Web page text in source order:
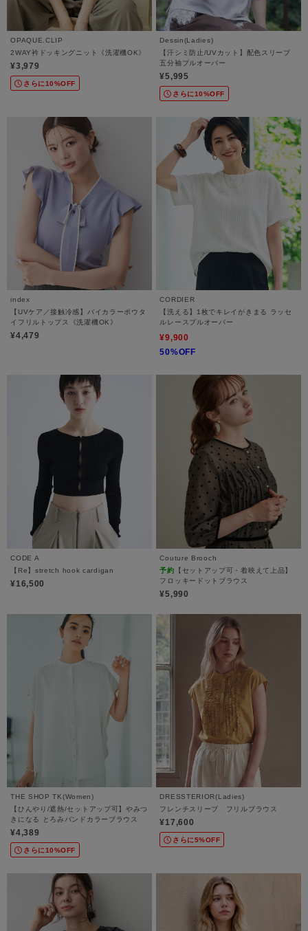
OPAQUE.CLIP
2WAY衿ドッキングニット《洗濯機OK》
¥3,979
さらに10%OFF
Dessin(Ladies)
【汗シミ防止/UVカット】配色スリーブ
五分袖プルオーバー
¥5,995
さらに10%OFF
index
【UVケア／接触冷感】バイカラーボウタ
イフリルトップス《洗濯機OK》
¥4,479
CORDIER
【洗える】1枚でキレイがきまる ラッセ
ルレースプルオーバー
¥9,900
50%OFF
CODE A
【Re】stretch hook cardigan
¥16,500
Couture Brooch
予約 【セットアップ可・着映えて上品】
フロッキードットブラウス
¥5,990
THE SHOP TK(Women)
【ひんやり/遮熱/セットアップ可】やみつ
きになる とろみバンドカラーブラウス
¥4,389
さらに10%OFF
DRESSTERIOR(Ladies)
フレンチスリーブ フリルブラウス
¥17,600
さらに5%OFF